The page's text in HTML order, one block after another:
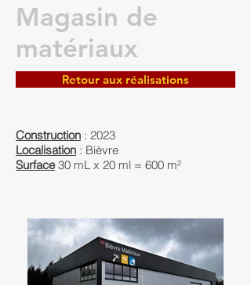
Magasin de
matériaux
Retour aux réalisations
Construction : 2023
Localisation : Bièvre
Surface30 mL x 20 ml = 600 m²